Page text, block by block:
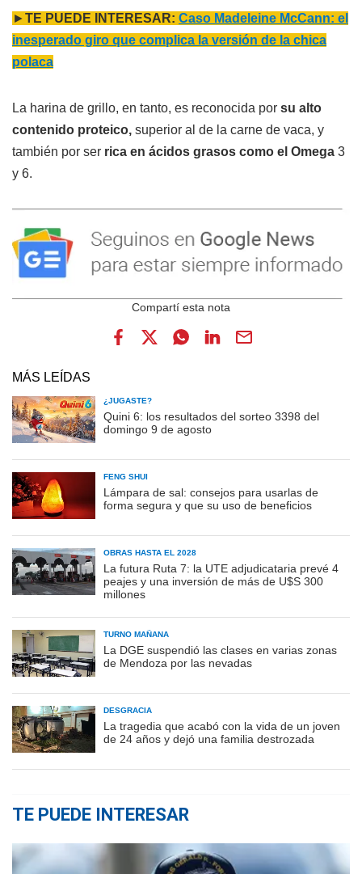
►TE PUEDE INTERESAR: Caso Madeleine McCann: el
inesperado giro que complica la versión de la chica
polaca
La harina de grillo, en tanto, es reconocida por su alto
contenido proteico, superior al de la carne de vaca, y
también por ser rica en ácidos grasos como el Omega 3
y 6.
MÁS LEÍDAS
¿JUGASTE?
Quini 6: los resultados del sorteo 3398 del
domingo 9 de agosto
FENG SHUI
Lámpara de sal: consejos para usarlas de
forma segura y que su uso de beneficios
OBRAS HASTA EL 2028
La futura Ruta 7: la UTE adjudicataria prevé 4
peajes y una inversión de más de U$S 300
millones
TURNO MAÑANA
La DGE suspendió las clases en varias zonas
de Mendoza por las nevadas
DESGRACIA
La tragedia que acabó con la vida de un joven
de 24 años y dejó una familia destrozada
TE PUEDE INTERESAR